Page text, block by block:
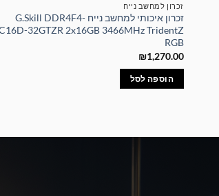
זכרון למחשב נייח
זכרון איכותי למחשב נייח G.Skill DDR4F4-
32GTZR 2x16GB 3466MHz TridentZ
RGB
₪1,270.00
הוספה לסל